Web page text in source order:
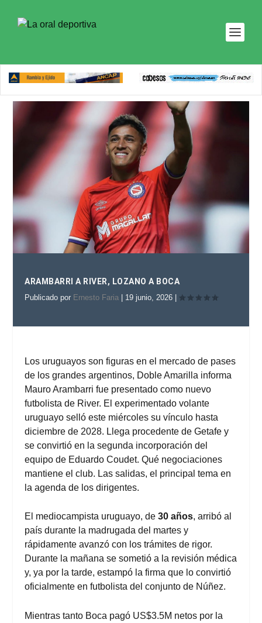
ARAMBARRI A RIVER, LOZANO A BOCA
Publicado por Ernesto Faria 19 junio, 2026
Los uruguayos son figuras en el mercado de pases
de los grandes argentinos, Doble Amarilla informa
Mauro Arambarri fue presentado como nuevo
futbolista de River. El experimentado volante
uruguayo selló este miércoles su vínculo hasta
diciembre de 2028. Llega procedente de Getafe y
se convirtió en la segunda incorporación del
equipo de Eduardo Coudet. Qué negociaciones
mantiene el club. Las salidas, el principal tema en
la agenda de los dirigentes.
El mediocampista uruguayo, de30 años, arribó al
país durante la madrugada del martes y
rápidamente avanzó con los trámites de rigor.
Durante la mañana se sometió a la revisión médica
y, ya por la tarde, estampó la firma que lo convirtió
oficialmente en futbolista del conjunto de Núñez.
Mientras tanto Boca pagó US$3.5M netos por la